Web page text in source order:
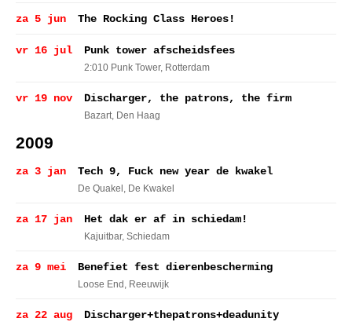
za 5 jun The Rocking Class Heroes!
vr 16 jul Punk tower afscheidsfees
2:010 Punk Tower, Rotterdam
vr 19 nov Discharger, the patrons, the firm
Bazart, Den Haag
2009
za 3 jan Tech 9, Fuck new year de kwakel
De Quakel , De Kwakel
za 17 jan Het dak er af in schiedam!
Kajuitbar, Schiedam
za 9 mei Benefiet fest dierenbescherming
Loose End , Reeuwijk
za 22 aug Discharger+thepatrons+deadunity